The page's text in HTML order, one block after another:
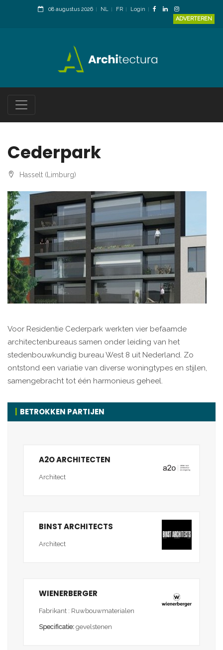
08 augustus 2026 NL FR
Login
ADVERTEREN
Cederpark
Hasselt (Limburg)
Voor Residentie Cederpark werkten vier befaamde
architectenbureaus samen onder leiding van het
stedenbouwkundig bureau West 8 uit Nederland. Zo
ontstond een variatie van diverse woningtypes en stijlen,
samengebracht tot één harmonieus geheel.
BETROKKEN PARTIJEN
A2O ARCHITECTEN
Architect
BINST ARCHITECTS
Architect
WIENERBERGER
Fabrikant : Ruwbouwmaterialen
Specificatie: gevelstenen